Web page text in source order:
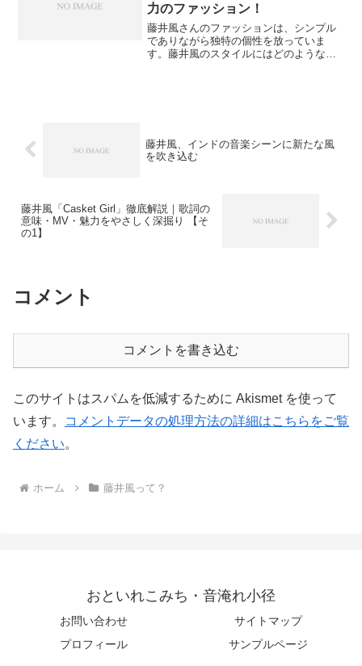
力のファッション！
藤井風さんのファッションは、シンプル
でありながら独特の個性を放っていま
す。藤井風のスタイルにはどのような魅
藤井風、インドの音楽シーンに新たな風
を吹き込む
藤井風「Casket Girl」徹底解説｜歌詞の
意味・MV・魅力をやさしく深掘り 【そ
の1】
コメント
コメントを書き込む
このサイトはスパムを低減するために Akismet を使って
います。
コメントデータの処理方法の詳細はこちらをご覧
ください。
ホーム 藤井風って？
おといれこみち・音淹れ小径
お問い合わせ
サイトマップ
プロフィール
サンプルページ